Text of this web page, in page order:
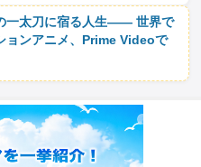
一太刀に宿る人生―― 世界で
ョンアニメ、Prime Videoで